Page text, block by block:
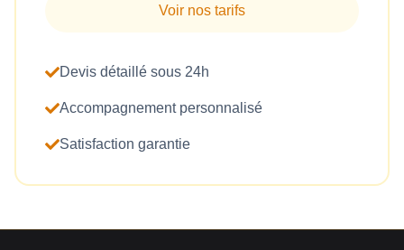
Voir nos tarifs
Devis détaillé sous 24h
Accompagnement personnalisé
Satisfaction garantie